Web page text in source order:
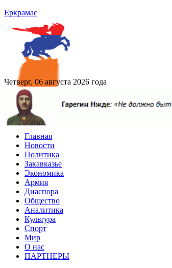
Еркрамас
Четверг, 06 августа 2026 года
Главная
Новости
Политика
Закавказье
Экономика
Армия
Диаспора
Общество
Аналитика
Культура
Спорт
Мир
О нас
ПАРТНЕРЫ